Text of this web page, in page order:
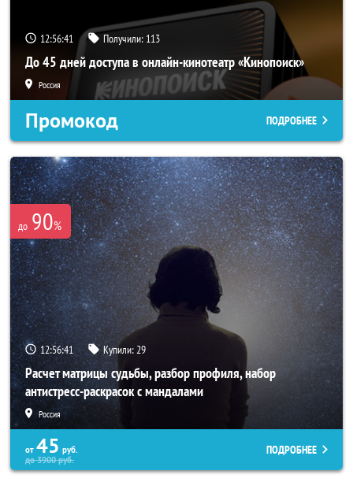
12:56:40 Получили: 113
До 45 дней доступа в онлайн-кинотеатр «Кинопоиск»
Россия
Промокод ПОДРОБНЕЕ
до 90%
12:56:40 Купили:29
Расчет матрицы судьбы, разбор профиля, набор
антистресс-раскрасок с мандалами
Россия
от 45 руб.
до3900руб.
ПОДРОБНЕЕ